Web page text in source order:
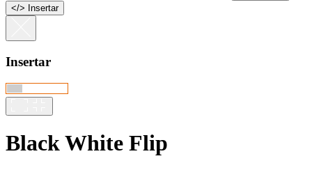
</> Insertar
Insertar
Black White Flip